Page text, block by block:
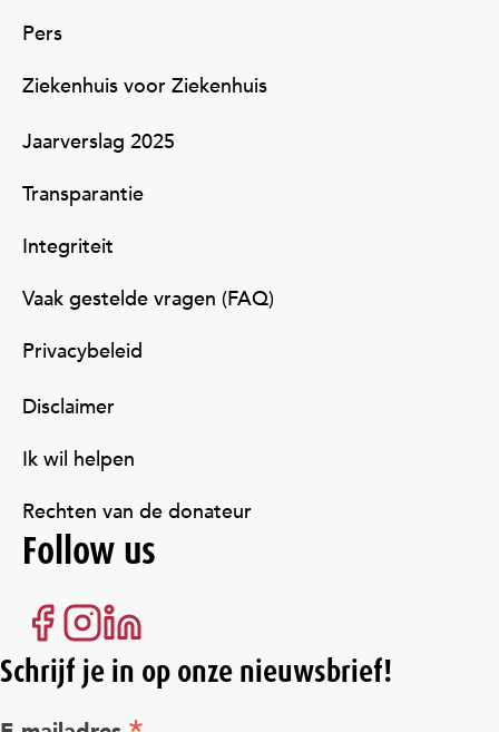
Pers
Ziekenhuis voor Ziekenhuis
Jaarverslag 2025
Transparantie
Integriteit
Vaak gestelde vragen (FAQ)
Privacybeleid
Disclaimer
Ik wil helpen
Rechten van de donateur
Follow us
Schrijf je in op onze nieuwsbrief!